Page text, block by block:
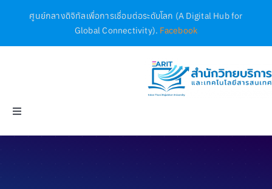
content
ศูนย์กลางดิจิทัลเพื่อการเชื่อมต่อระดับโลก (A Digital Hub for
Global Connectivity). Facebook
Toggle